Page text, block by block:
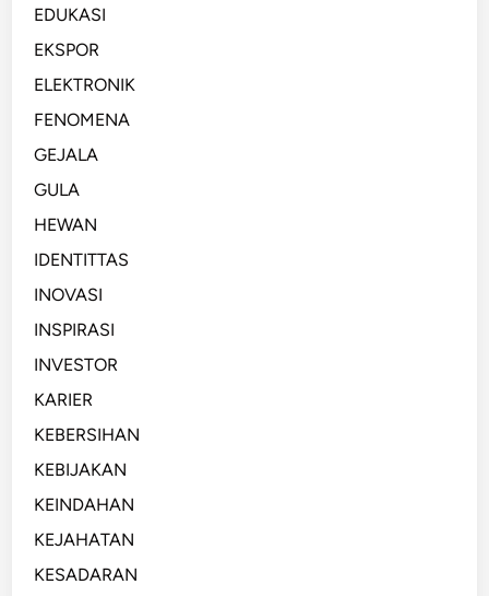
EDUKASI
EKSPOR
ELEKTRONIK
FENOMENA
GEJALA
GULA
HEWAN
IDENTITTAS
INOVASI
INSPIRASI
INVESTOR
KARIER
KEBERSIHAN
KEBIJAKAN
KEINDAHAN
KEJAHATAN
KESADARAN